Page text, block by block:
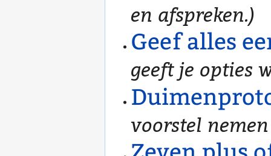
en afspreken.)
Geef alles
geeft je opties
voorstel